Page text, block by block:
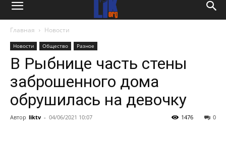
Главная Новости
Новости Общество Разное
В Рыбнице часть стены
заброшенного дома
обрушилась на девочку
Автор liktv - 04/06/2021 10:07 0
1476